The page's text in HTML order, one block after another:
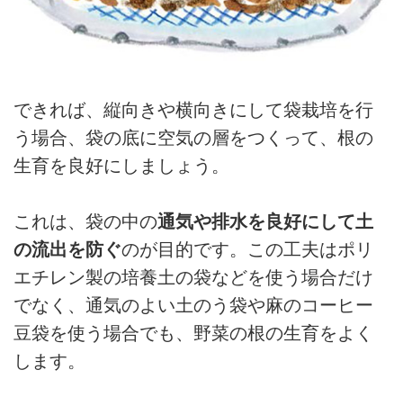
できれば、縦向きや横向きにして袋栽培を行
う場合、袋の底に空気の層をつくって、根の
生育を良好にしましょう。
これは、袋の中の通気や排水を良好にして土
の流出を防ぐのが目的です。この工夫はポリ
エチレン製の培養土の袋などを使う場合だけ
でなく、通気のよい土のう袋や麻のコーヒー
豆袋を使う場合でも、野菜の根の生育をよく
します。